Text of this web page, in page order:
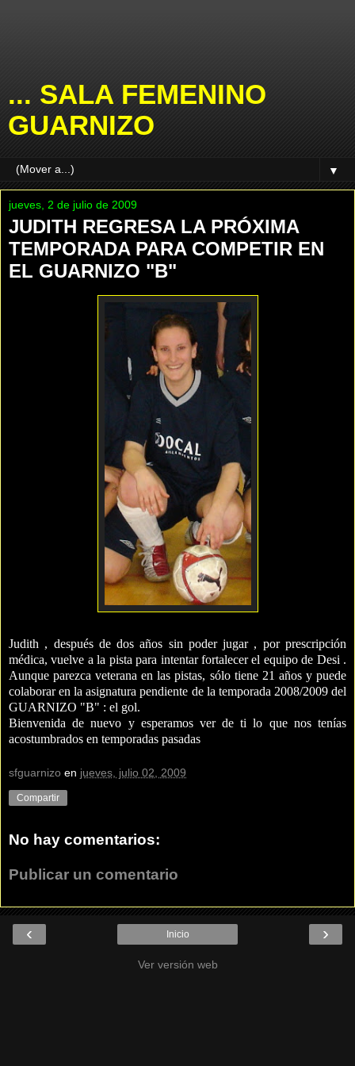
... SALA FEMENINO
GUARNIZO
▼
jueves, 2 de julio de 2009
JUDITH REGRESA LA PRÓXIMA
TEMPORADA PARA COMPETIR EN
EL GUARNIZO "B"
Judith , despuésde dos años sin poder jugar , porprescripción
médica, vuelve a la pista para intentar fortalecer el equipo de Desi .
Aunque parezca veterana en las pistas, sólo tiene 21 años y puede
colaborar en la asignatura pendiente de la temporada 2008/2009 del
GUARNIZO "B" : el gol.
Bienvenida de nuevo y esperamos ver de ti lo que nos tenías
acostumbrados en temporadas pasadas
sfguarnizo en jueves, julio 02, 2009
Compartir
No hay comentarios:
Publicar un comentario
‹ ›
Inicio
Ver versión web